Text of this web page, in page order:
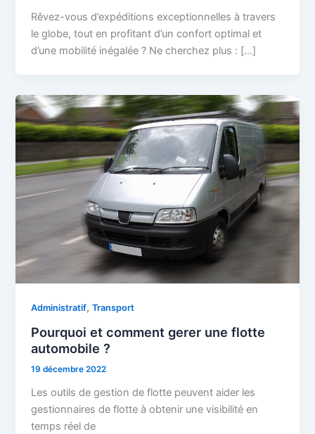
Rêvez-vous d’expéditions exceptionnelles à travers
le globe, tout en profitant d’un confort optimal et
d’une mobilité inégalée ? Ne cherchez plus : […]
Administratif,Transport
Pourquoi et comment gerer une flotte
automobile ?
19 décembre 2022
Les outils de gestion de flotte peuvent aider les
gestionnaires de flotte à obtenir une visibilité en
temps réel de